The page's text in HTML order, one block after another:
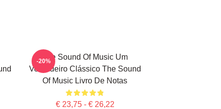
The Sound Of Music Um
Verdadeiro Clássico The Sound
Of Music Livro De Notas
€ 23,75 - € 26,22
-20%